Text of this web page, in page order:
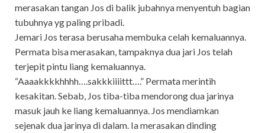
merasakan tangan Jos di balik jubahnya menyentuh bagian
tubuhnya yg paling pribadi.
Jemari Jos terasa berusaha membuka celah kemaluannya.
Permata bisa merasakan, tampaknya dua jari Jos telah
terjepit pintu liang kemaluannya.
“Aaaakkkkhhhh….sakkkiiiittt….” Permata merintih
kesakitan. Sebab, Jos tiba-tiba mendorong dua jarinya
masuk jauh ke liang kemaluannya. Jos mendiamkan
sejenak dua jarinya di dalam. Ia merasakan dinding